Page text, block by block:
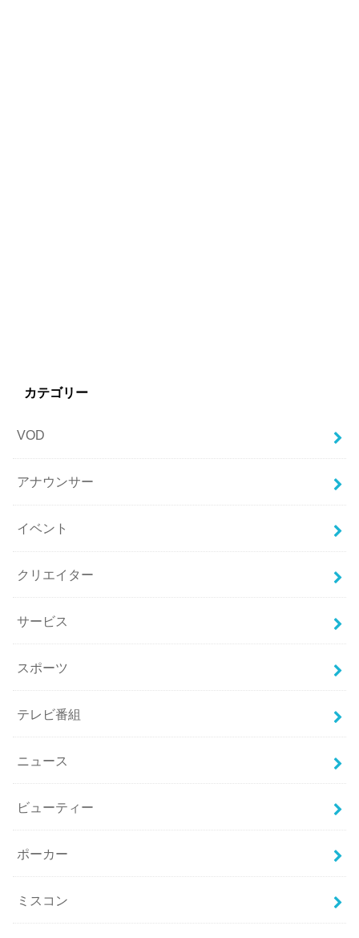
カテゴリー
VOD
アナウンサー
イベント
クリエイター
サービス
スポーツ
テレビ番組
ニュース
ビューティー
ポーカー
ミスコン